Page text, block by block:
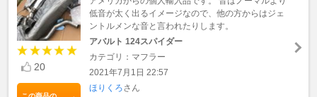
20
低音が太く出るイメージなので、他の方からはジェ
ントルメンな音と言われたりします。
アバルト 124スパイダー
カテゴリ：マフラー
2021年7月1日 22:57
ほりくろさん